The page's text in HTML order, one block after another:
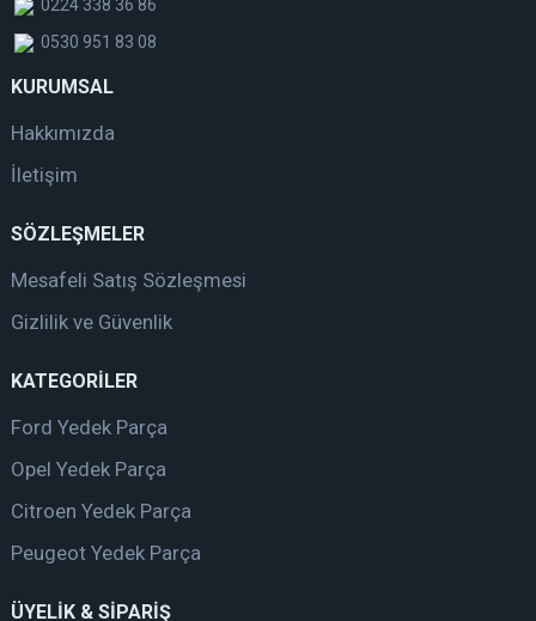
0224 338 36 86
0530 951 83 08
KURUMSAL
Hakkımızda
İletişim
SÖZLEŞMELER
Mesafeli Satış Sözleşmesi
Gizlilik ve Güvenlik
KATEGORİLER
Ford Yedek Parça
Opel Yedek Parça
Citroen Yedek Parça
Peugeot Yedek Parça
ÜYELİK & SİPARİŞ